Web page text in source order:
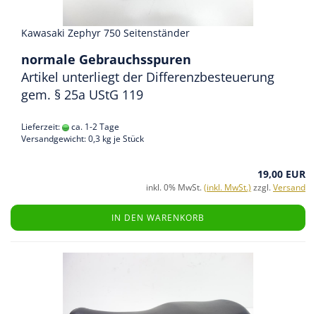
Kawasaki Zephyr 750 Seitenständer
normale Gebrauchsspuren
Artikel unterliegt der Differenzbesteuerung
gem. § 25a UStG 119
Lieferzeit:
ca. 1-2 Tage
Versandgewicht:0,3 kg je Stück
19,00 EUR
inkl. 0% MwSt.(inkl. MwSt.) zzgl.Versand
IN DEN WARENKORB